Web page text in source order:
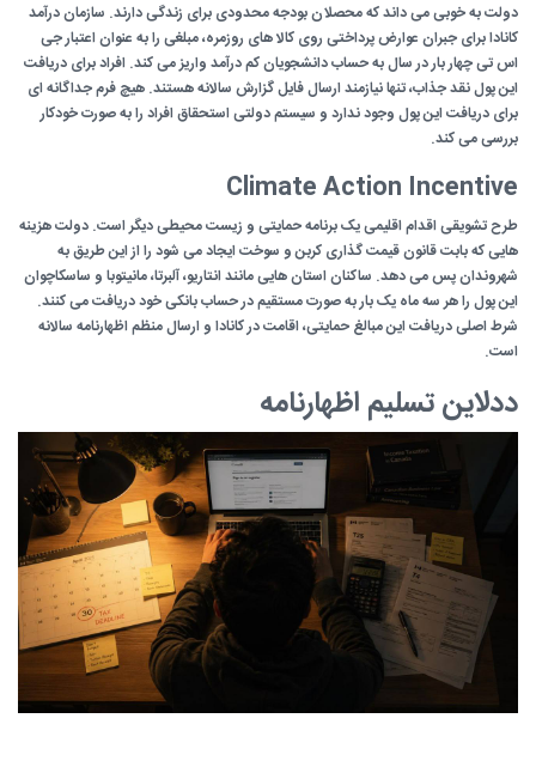
دولت به خوبی می داند که محصلان بودجه محدودی برای زندگی دارند. سازمان درآمد
کانادا برای جبران عوارض پرداختی روی کالا های روزمره، مبلغی را به عنوان اعتبار جی
اس تی چهار بار در سال به حساب دانشجویان کم درآمد واریز می کند. افراد برای دریافت
این پول نقد جذاب، تنها نیازمند ارسال فایل گزارش سالانه هستند. هیچ فرم جداگانه ای
برای دریافت این پول وجود ندارد و سیستم دولتی استحقاق افراد را به صورت خودکار
بررسی می کند.
Climate Action Incentive
طرح تشویقی اقدام اقلیمی یک برنامه حمایتی و زیست محیطی دیگر است. دولت هزینه
هایی که بابت قانون قیمت گذاری کربن و سوخت ایجاد می شود را از این طریق به
شهروندان پس می دهد. ساکنان استان هایی مانند انتاریو، آلبرتا، مانیتوبا و ساسکاچوان
این پول را هر سه ماه یک بار به صورت مستقیم در حساب بانکی خود دریافت می کنند.
شرط اصلی دریافت این مبالغ حمایتی، اقامت در کانادا و ارسال منظم اظهارنامه سالانه
است.
ددلاین تسلیم اظهارنامه